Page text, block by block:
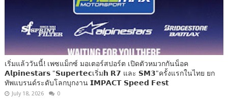
เริ่มแล้ววันนี้! เพซแม็กซ์ มอเตอร์สปอร์ต เปิดตัวหมวกกันน็อค
𝗔𝗹𝗽𝗶𝗻𝗲𝘀𝘁𝗮𝗿𝘀 "𝗦𝘂𝗽𝗲𝗿𝘁𝗲𝗰เริ่ม𝗵 𝗥𝟳 และ 𝗦𝗠𝟯"ครั้งแรกในไทย ยก
ทัพแบรนด์ระดับโลกบุกงาน 𝗜𝗠𝗣𝗔𝗖𝗧 𝗦𝗽𝗲𝗲𝗱 𝗙𝗲𝘀𝘁
July 18, 2026 0